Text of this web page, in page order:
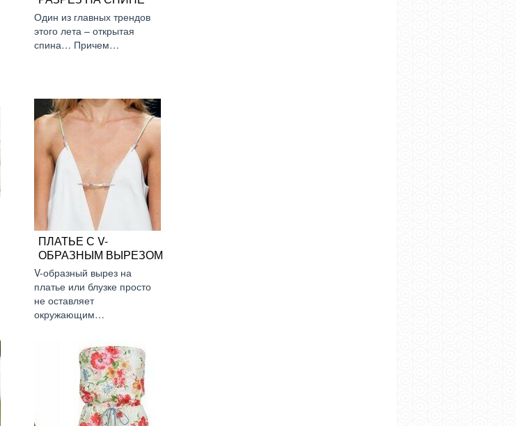
Один из главных трендов
этого лета – открытая
спина… Причем…
ПЛАТЬЕ С V-
ОБРАЗНЫМ ВЫРЕЗОМ
V-образный вырез на
платье или блузке просто
не оставляет
окружающим…